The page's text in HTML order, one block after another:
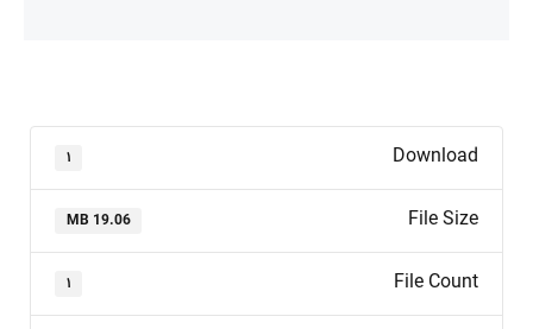
Download ۱
File Size
19.06 MB
File Count ۱